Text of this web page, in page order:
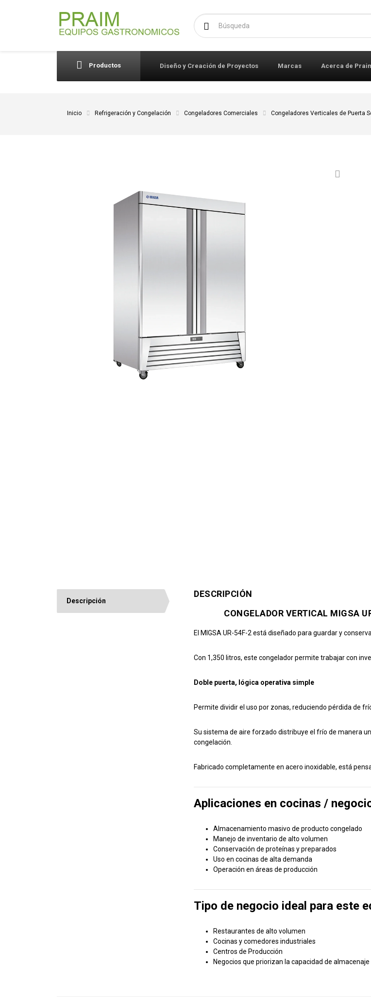
Buscar:
Productos Diseño y Creación de Proyectos Marcas Acerca de
Inicio Refrigeración y Congelación Congeladores Comerciales Congeladores Verticales de Puerta
Descripción
DESCRIPCIÓN
CONGELADOR VERTICAL MIGSA
El MIGSA UR-54F-2 está diseñado para guardar y
Con 1,350 litros, este congelador permite trabajar con
Doble puerta, lógica operativa simple
Permite dividir el uso por zonas, reduciendo pérdida de
Su sistema de aire forzado distribuye el frío de manera
congelación.
Fabricado completamente en acero inoxidable, está
Aplicaciones en cocinas /
Almacenamiento masivo de producto congelado
Manejo de inventario de alto volumen
Conservación de proteínas y preparados
Uso en cocinas de alta demanda
Operación en áreas de producción
Tipo de negocio ideal para este
Restaurantes de alto volumen
Cocinas y comedores industriales
Centros de Producción
Negocios que priorizan la capacidad de almacenaje